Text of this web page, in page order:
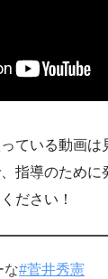
ている動画は
指導のために
ださい！
な#菅井秀憲